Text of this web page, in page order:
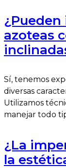
azoteas
Sí, tenemos
diversas
Utilizamos
manejar todo
¿La
la